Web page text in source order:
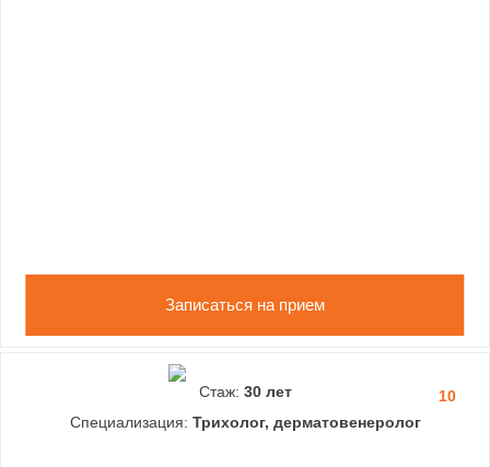
Записаться на прием
10
Стаж: 30 лет
Специализация: Трихолог, дерматовенеролог